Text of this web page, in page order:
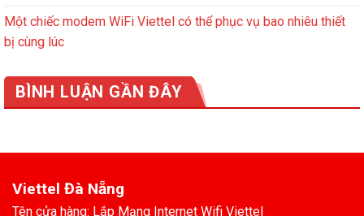
Một chiếc modem WiFi Viettel có thể phục vụ bao nhiêu thiết
bị cùng lúc
BÌNH LUẬN GẦN ĐÂY
Viettel Đà Nẵng
Tên cửa hàng: Lắp Mạng Internet Wifi Viettel